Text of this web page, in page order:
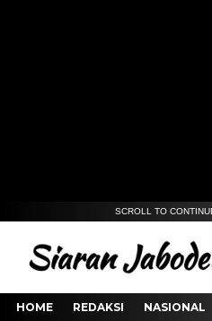
SCROLL TO
HOME REDAKSI NASIONAL